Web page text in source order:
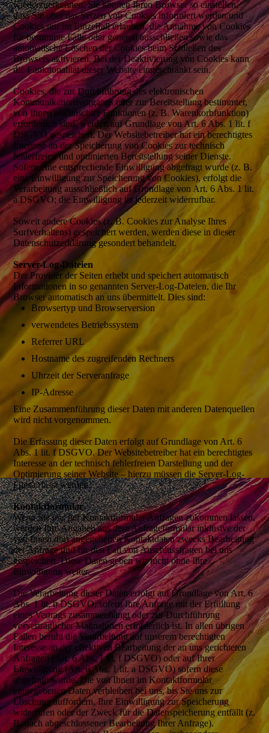
wiederzuerkennen. Sie können Ihren Browser so einstellen,
dass Sie über das Setzen von Cookies informiert werden und
Cookies nur im Einzelfall erlauben, die Annahme von Cookies
für bestimmte Fälle oder generell ausschließen sowie das
automatische Löschen der Cookies beim Schließen des
Browsers aktivieren. Bei der Deaktivierung von Cookies kann
die Funktionalität dieser Website eingeschränkt sein.
Cookies, die zur Durchführung des elektronischen
Kommunikationsvorgangs oder zur Bereitstellung bestimmter,
von Ihnen erwünschter Funktionen (z. B. Warenkorbfunktion)
erforderlich sind, werden auf Grundlage von Art. 6 Abs. 1 lit. f
DSGVO gespeichert. Der Websitebetreiber hat ein berechtigtes
Interesse an der Speicherung von Cookies zur technisch
fehlerfreien und optimierten Bereitstellung seiner Dienste.
Sofern eine entsprechende Einwilligung abgefragt wurde (z. B.
eine Einwilligung zur Speicherung von Cookies), erfolgt die
Verarbeitung ausschließlich auf Grundlage von Art. 6 Abs. 1 lit.
a DSGVO; die Einwilligung ist jederzeit widerrufbar.
Soweit andere Cookies (z. B. Cookies zur Analyse Ihres
Surfverhaltens) gespeichert werden, werden diese in dieser
Datenschutzerklärung gesondert behandelt.
Server-Log-Dateien
Der Provider der Seiten erhebt und speichert automatisch
Informationen in so genannten Server-Log-Dateien, die Ihr
Browser automatisch an uns übermittelt. Dies sind:
Browsertyp und Browserversion
verwendetes Betriebssystem
Referrer URL
Hostname des zugreifenden Rechners
Uhrzeit der Serveranfrage
IP-Adresse
Eine Zusammenführung dieser Daten mit anderen Datenquellen
wird nicht vorgenommen.
Die Erfassung dieser Daten erfolgt auf Grundlage von Art. 6
Abs. 1 lit. f DSGVO. Der Websitebetreiber hat ein berechtigtes
Interesse an der technisch fehlerfreien Darstellung und der
Optimierung seiner Website – hierzu müssen die Server-Log-
Files erfasst werden.
Kontaktformular
Wenn Sie uns per Kontaktformular Anfragen zukommen lassen,
werden Ihre Angaben aus dem Anfrageformular inklusive der
von Ihnen dort angegebenen Kontaktdaten zwecks Bearbeitung
der Anfrage und für den Fall von Anschlussfragen bei uns
gespeichert. Diese Daten geben wir nicht ohne Ihre
Einwilligung weiter.
Die Verarbeitung dieser Daten erfolgt auf Grundlage von Art. 6
Abs. 1 lit. b DSGVO, sofern Ihre Anfrage mit der Erfüllung
eines Vertrags zusammenhängt oder zur Durchführung
vorvertraglicher Maßnahmen erforderlich ist. In allen übrigen
Fällen beruht die Verarbeitung auf unserem berechtigten
Interesse an der effektiven Bearbeitung der an uns gerichteten
Anfragen (Art. 6 Abs. 1 lit. f DSGVO) oder auf Ihrer
Einwilligung (Art. 6 Abs. 1 lit. a DSGVO) sofern diese
abgefragt wurde. Die von Ihnen im Kontaktformular
eingegebenen Daten verbleiben bei uns, bis Sie uns zur
Löschung auffordern, Ihre Einwilligung zur Speicherung
widerrufen oder der Zweck für die Datenspeicherung entfällt (z.
B. nach abgeschlossener Bearbeitung Ihrer Anfrage).